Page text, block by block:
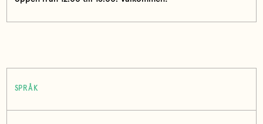
SPRÅK